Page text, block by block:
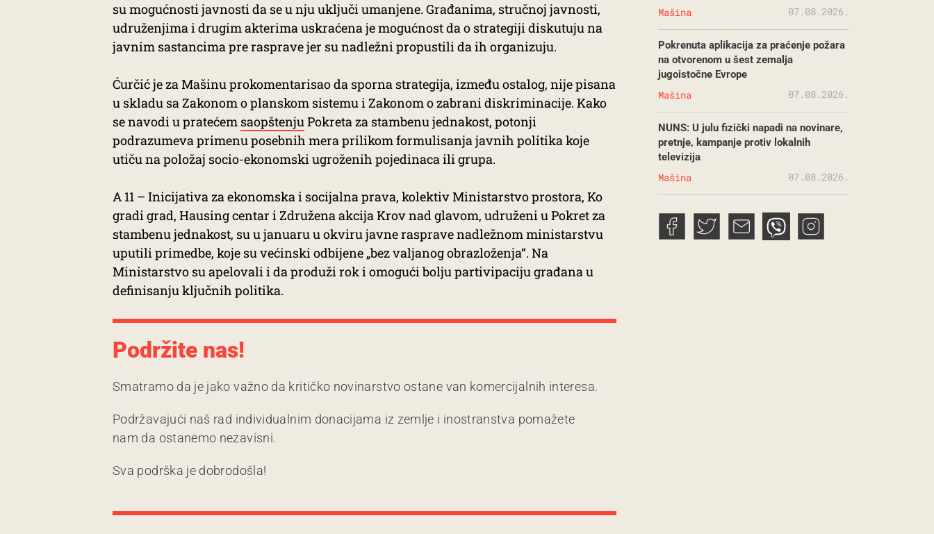
su mogućnosti javnosti da se u nju uključi umanjene. Građanima, stručnoj javnosti,
udruženjima i drugim akterima uskraćena je mogućnost da o strategiji diskutuju na
javnim sastancima pre rasprave jer su nadležni propustili da ih organizuju.
Ćurčić je za Mašinu prokomentarisao da sporna strategija, između ostalog, nije pisana
u skladu sa Zakonom o planskom sistemu i Zakonom o zabrani diskriminacije. Kako
se navodi u pratećem saopštenjuPokreta za stambenu jednakost, potonji
podrazumeva primenu posebnih mera prilikom formulisanja javnih politika koje
utiču na položaj socio-ekonomski ugroženih pojedinaca ili grupa.
A 11 – Inicijativa za ekonomska i socijalna prava, kolektiv Ministarstvo prostora, Ko
gradi grad, Hausing centar i Združena akcija Krov nad glavom, udruženi u Pokret za
stambenu jednakost, su u januaru u okviru javne rasprave nadležnom ministarstvu
uputili primedbe, koje su većinski odbijene „bez valjanog obrazloženja“. Na
Ministarstvo su apelovali i da produži rok i omogući bolju partivipaciju građana u
definisanju ključnih politika.
Podržite nas!
Smatramo da je jako važno da kritičko novinarstvo ostane van komercijalnih interesa.
Podržavajući naš rad individualnim donacijama iz zemlje i inostranstva pomažete
nam da ostanemo nezavisni.
Sva podrška je dobrodošla!
Mašina 07.08.2026.
Pokrenuta aplikacija za praćenje požara
na otvorenom u šest zemalja
jugoistočne Evrope
Mašina 07.08.2026.
NUNS: U julu fizički napadi na novinare,
pretnje, kampanje protiv lokalnih
televizija
Mašina 07.08.2026.